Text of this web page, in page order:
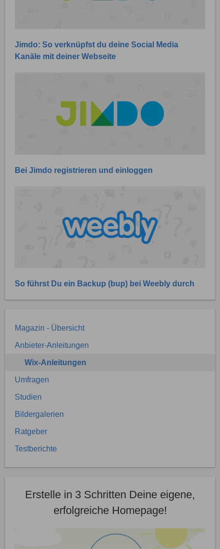
Jimdo: So verknüpfst du deine Social Media
Kanäle mit deiner Webseite
Bei Jimdo registrieren und einloggen
So führst Du ein Backup (bup) bei Weebly durch
Magazin - Übersicht
Anbieter-Anleitungen
Wix-Anleitungen
Umfragen
Studien
Bildergalerien
Ratgeber
Testberichte
Erstelle in 3 Schritten Deine eigene,
erfolgreiche Homepage!